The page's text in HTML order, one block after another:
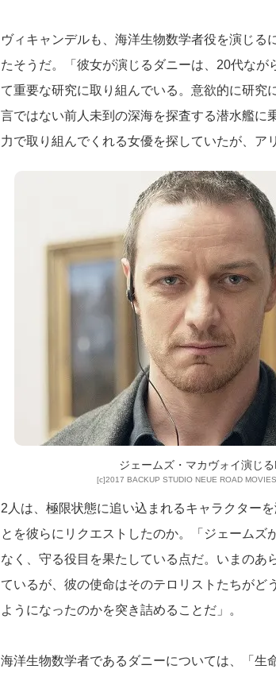
ヴィキャンデルも、海洋生物数学者役を演じる
たそうだ。「彼女が演じるダニーは、20代な
て重要な研究に取り組んでいる。意欲的に研究
言ではない前人未到の深海を探査する潜水艦に
力で取り組んでくれる女優を探していたが、ア
ジェームズ・マカヴォイ演じ
[c]2017 BACKUP STUDIO NEUE ROAD
2人は、極限状態に追い込まれるキャラクター
とを彼らにリクエストしたのか。「ジェームズ
なく、守る役目を果たしている点だ。いまのあ
ているが、彼の使命はそのテロリストたちがど
ようになったのかを突き詰めることだ」。
海洋生物数学者であるダニーについては、「生